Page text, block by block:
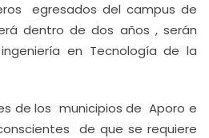
egresados del campus de
dentro de dos años , serán
en Tecnología de la
de los municipios de Aporo e
de que se requiere